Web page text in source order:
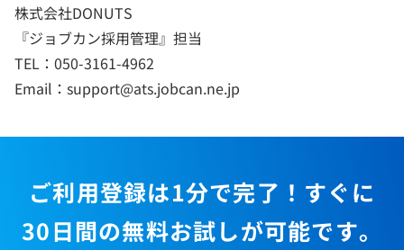
株式会社DONUTS
『ジョブカン採用管理』担当
TEL：050-3161-4962
Email：support@ats.jobcan.ne.jp
ご利用登録は1分で完了！すぐに
30日間の無料お試しが可能です。